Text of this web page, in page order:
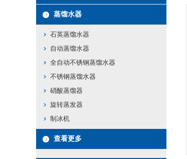
蒸馏水器
石英蒸馏水器
自动蒸馏水器
全自动不锈钢蒸馏水器
不锈钢蒸馏水器
硝酸蒸馏器
旋转蒸发器
制冰机
查看更多